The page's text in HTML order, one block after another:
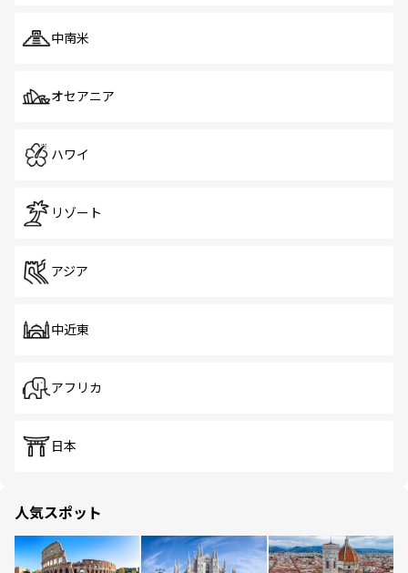
中南米
オセアニア
ハワイ
リゾート
アジア
中近東
アフリカ
日本
人気スポット